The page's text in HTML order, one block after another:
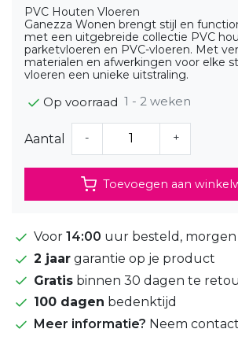
PVC Houten Vloeren
Ganezza Wonen brengt stijl en
met een uitgebreide collectie PVC
parketvloeren en PVC-vloeren. Met
materialen en afwerkingen voor elke
vloeren een unieke uitstraling.
Op voorraad 1 - 2 weken
Aantal - +
Toevoegen aan
Voor 14:00 uur besteld, morgen
2 jaar garantie op je product
Gratis binnen 30 dagen te
100 dagen bedenktijd
Meer informatie? Neem